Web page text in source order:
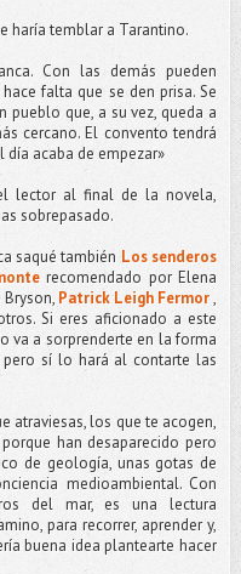
haría temblar a Tarantino.
Con las demás pueden
falta que se den prisa. Se
pueblo que, a su vez, queda a
cercano. El convento tendrá
acaba de empezar»
lector al final de la novela,
sobrepasado.
saqué también Los senderos
recomendado por Elena
Patrick Leigh Fermor,
Si eres aficionado a este
va a sorprenderte en la forma
sí lo hará al contarte las
atraviesas, los que te acogen,
han desaparecido pero
de geología, unas gotas de
medioambiental. Con
del mar, es una lectura
para recorrer, aprender y,
buena idea plantearte hacer